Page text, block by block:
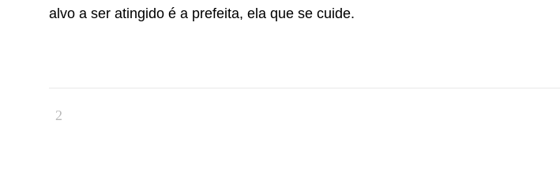
alvo a ser atingido é a prefeita, ela que se cuide.